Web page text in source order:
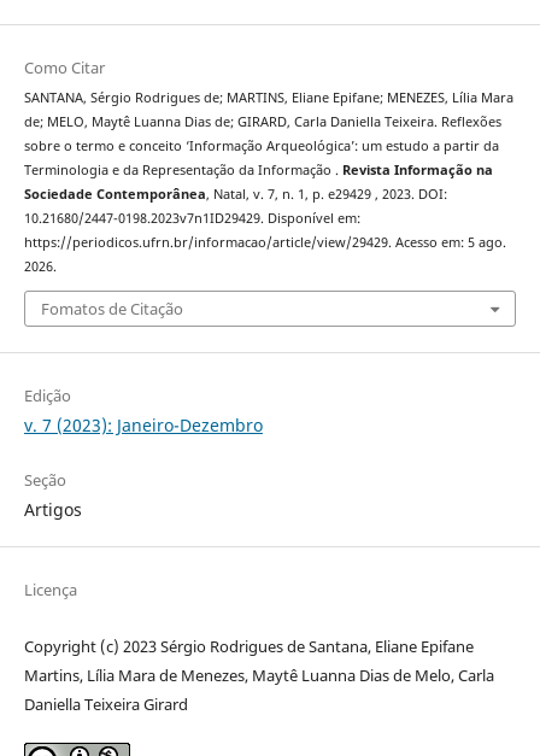
Como Citar
SANTANA, Sérgio Rodrigues de; MARTINS, Eliane Epifane; MENEZES, Lília Mara
de; MELO, Maytê Luanna Dias de; GIRARD, Carla Daniella Teixeira. Reflexões
sobre o termo e conceito ‘Informação Arqueológica’: um estudo a partir da
Terminologia e da Representação da Informação . Revista Informação na
Sociedade Contemporânea, Natal, v. 7, n. 1, p. e29429 , 2023. DOI:
10.21680/2447-0198.2023v7n1ID29429. Disponível em:
https://periodicos.ufrn.br/informacao/article/view/29429. Acesso em: 5 ago.
2026.
Fomatos de Citação
Edição
v. 7 (2023): Janeiro-Dezembro
Seção
Artigos
Licença
Copyright (c) 2023 Sérgio Rodrigues de Santana, Eliane Epifane
Martins, Lília Mara de Menezes, Maytê Luanna Dias de Melo, Carla
Daniella Teixeira Girard